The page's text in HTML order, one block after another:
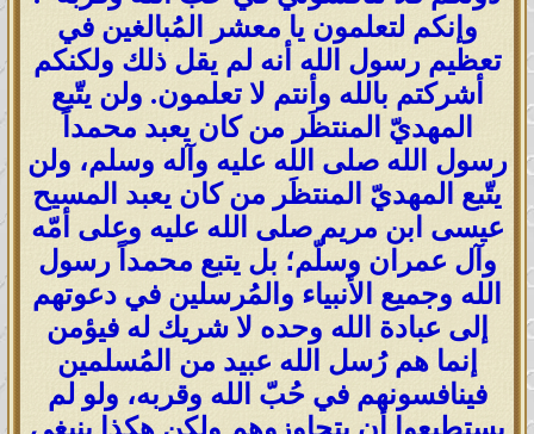
وإنكم لتعلمون يا معشر المُبالغين في
تعظيم رسول الله أنه لم يقل ذلك ولكنكم
أشركتم بالله وأنتم لا تعلمون. ولن يتّبع
المهديّ المنتظَر من كان يعبد محمداً
رسول الله صلى الله عليه وآله وسلم، ولن
يتّبع المهديّ المنتظَر من كان يعبد المسيح
عيسى ابن مريم صلى الله عليه وعلى أمّه
وآل عمران وسلّم؛ بل يتبع محمداً رسول
الله وجميع الأنبياء والمُرسلين في دعوتهم
إلى عبادة الله وحده لا شريك له فيؤمن
إنما هم رُسل الله عبيد من المُسلمين
فينافسونهم في حُبّ الله وقربه، ولو لم